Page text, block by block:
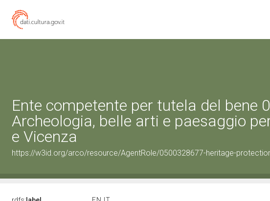
Ente competente per tutela del bene
Archeologia, belle arti e paesaggio
e Vicenza
https://w3id.org/arco/resource/AgentRole/0500328677-heritage-